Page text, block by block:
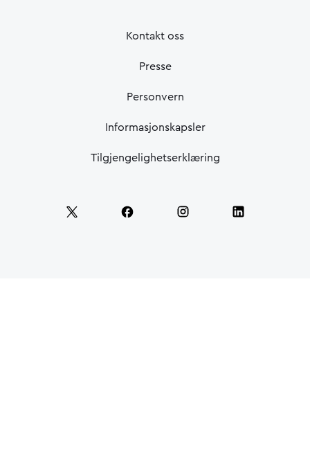
Kontakt oss
Presse
Personvern
Informasjonskapsler
Tilgjengelighetserklæring